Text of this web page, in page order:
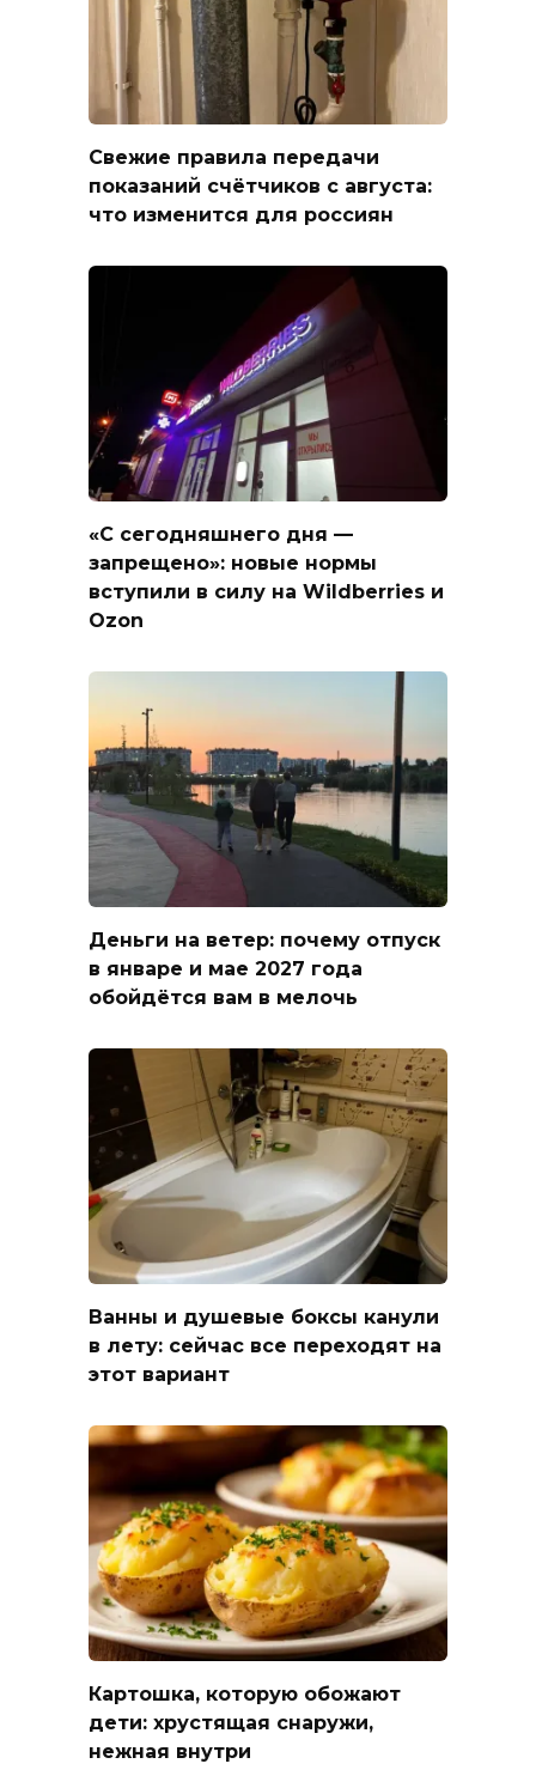
Свежие правила передачи
показаний счётчиков с августа:
что изменится для россиян
«С сегодняшнего дня —
запрещено»: новые нормы
вступили в силу на Wildberries и
Ozon
Деньги на ветер: почему отпуск
в январе и мае 2027 года
обойдётся вам в мелочь
Ванны и душевые боксы канули
в лету: сейчас все переходят на
этот вариант
Картошка, которую обожают
дети: хрустящая снаружи,
нежная внутри